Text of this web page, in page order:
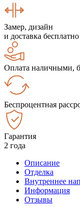
Замер, дизайн
и доставка бесплатно
Оплата наличными,
Беспроцентная
Гарантия
2 года
Описание
Отделка
Внутреннее
Информация
Отзывы